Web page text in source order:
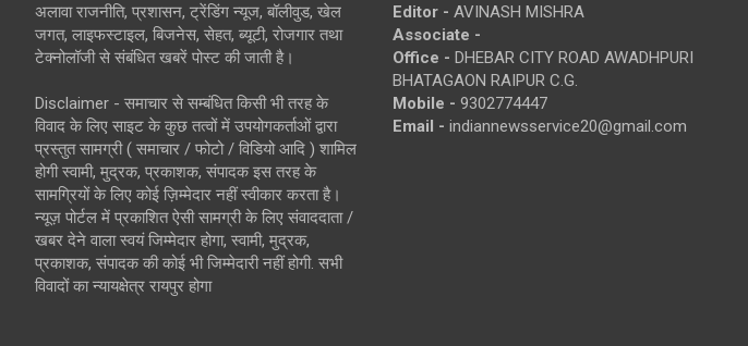
अलावा राजनीति, प्रशासन, ट्रेंडिंग न्यूज, बॉलीवुड, खेल
जगत, लाइफस्टाइल, बिजनेस, सेहत, ब्यूटी, रोजगार तथा
टेक्नोलॉजी से संबंधित खबरें पोस्ट की जाती है।
Disclaimer - समाचार से सम्बंधित किसी भी तरह के
विवाद के लिए साइट के कुछ तत्वों में उपयोगकर्ताओं द्वारा
प्रस्तुत सामग्री ( समाचार / फोटो / विडियो आदि ) शामिल
होगी स्वामी, मुद्रक, प्रकाशक, संपादक इस तरह के
सामग्रियों के लिए कोई ज़िम्मेदार नहीं स्वीकार करता है।
न्यूज़ पोर्टल में प्रकाशित ऐसी सामग्री के लिए संवाददाता /
खबर देने वाला स्वयं जिम्मेदार होगा, स्वामी, मुद्रक,
प्रकाशक, संपादक की कोई भी जिम्मेदारी नहीं होगी. सभी
विवादों का न्यायक्षेत्र रायपुर होगा
Editor - AVINASH MISHRA
Associate -
Office - DHEBAR CITY ROAD AWADHPURI
BHATAGAON RAIPUR C.G.
Mobile - 9302774447
Email - indiannewsservice20@gmail.com